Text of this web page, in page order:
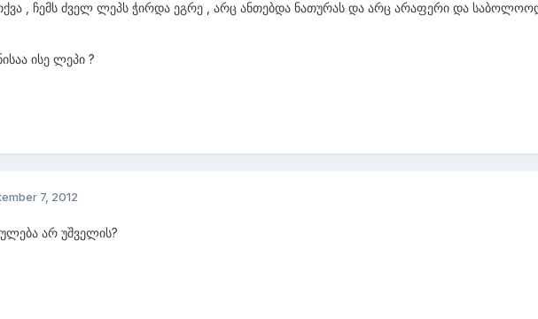
, ჩემს ძველ ლეპს ჭირდა ეგრე , არც ანთებდა ნათურას და არც არაფერი და
ისე ლეპი ?
7, 2012
არ უშველის?